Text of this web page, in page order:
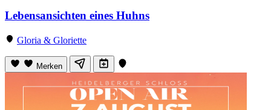
Lebensansichten eines Huhns
Gloria & Gloriette
Merken